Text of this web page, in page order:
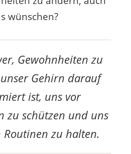
wünschen?
Gewohnheiten zu
Gehirn darauf
ist, uns vor
zu schützen und uns
zu halten.